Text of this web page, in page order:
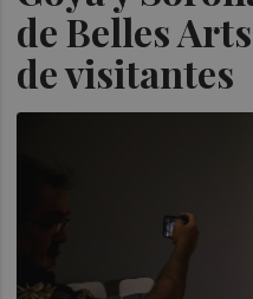
de Belles
de visitantes